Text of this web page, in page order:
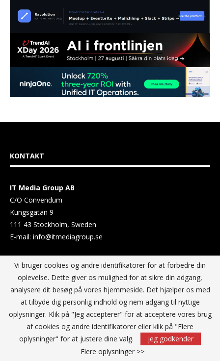
KONTAKT
IT Media Group AB
C/O Convendum
Kungsgatan 9
111 43 Stockholm, Sweden
E-mail: info@itmediagroup.se
TEAM
Ansvarlig udgiver og Direktør:
Annika Guldroth
E-mail:annika@itmediagroup.se
Vi bruger cookies og andre identifikatorer for at forbedre din
oplevelse. Dette giver os mulighed for at sikre din adgang,
analysere dit besøg på vores hjemmeside. Det hjælper os med
at tilbyde dig personlig indhold og nem adgang til nyttige
oplysninger. Klik på "Jeg accepterer" for at acceptere vores brug
af cookies og andre identifikatorer eller klik på "Flere
oplysninger" for at justere dine valg.
jeg godkender
Flere oplysninger >>